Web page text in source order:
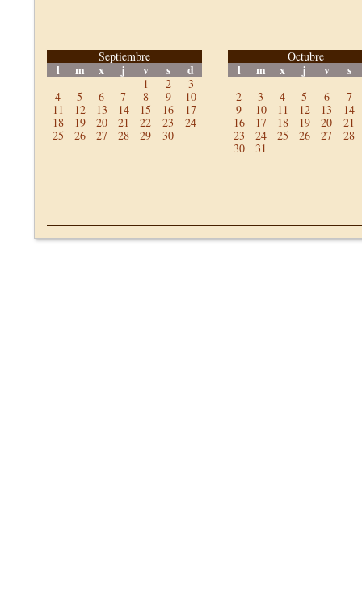
Septiembre
l m x j v s d
1 2
3
4
5 6 7 8 9
10
11
12 13 14 15 16
17
18
19 20 21 22 23
24
25
26 27 28 29 30
Octubre
l m x j v s
2 3 4 5 6
7
9
10 11 12 13
14
16
17 18 19 20
21
23
24 25 26 27
28
30
31